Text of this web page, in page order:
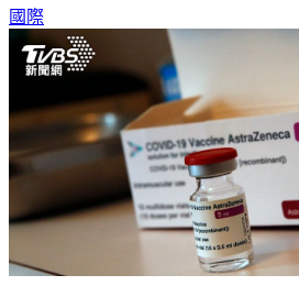
國際